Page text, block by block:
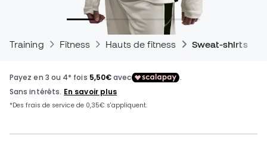
Training Fitness Hauts de fitness Sweat-shirts de